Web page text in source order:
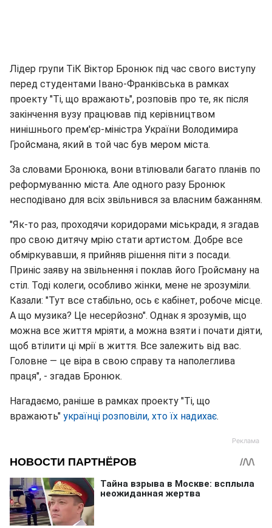
Лідер групи ТіК Віктор Бронюк під час свого виступу
перед студентами Івано-Франківська в рамках
проекту "Ті, що вражають", розповів про те, як після
закінчення вузу працював під керівництвом
нинішнього прем'єр-міністра України Володимира
Гройсмана, який в той час був мером міста.
За словами Бронюка, вони втілювали багато планів по
реформуванню міста. Але одного разу Бронюк
несподівано для всіх звільнився за власним бажанням.
"Як-то раз, проходячи коридорами міськради, я згадав
про свою дитячу мрію стати артистом. Добре все
обміркувавши, я прийняв рішення піти з посади.
Приніс заяву на звільнення і поклав його Гройсману на
стіл. Тоді колеги, особливо жінки, мене не зрозуміли.
Казали: "Тут все стабільно, ось є кабінет, робоче місце.
А що музика? Це несерйозно". Однак я зрозумів, що
можна все життя мріяти, а можна взяти і почати діяти,
щоб втілити ці мрії в життя. Все залежить від вас.
Головне — це віра в свою справу та наполеглива
праця", - згадав Бронюк.
Нагадаємо, раніше в рамках проекту "Ті, що
вражають" українці розповіли, хто їх надихає.